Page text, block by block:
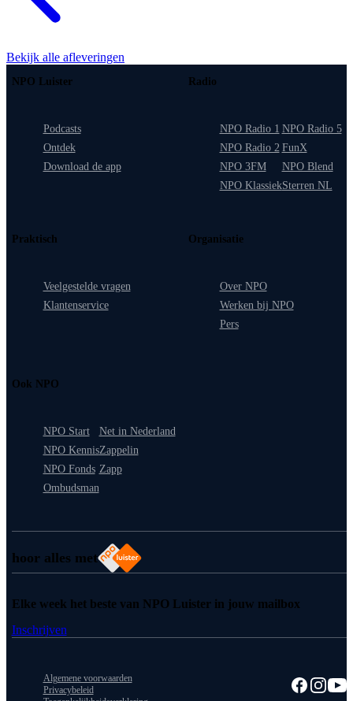
Bekijk alle afleveringen
hoor alles met
NPO Luister
Podcasts
Ontdek
Download de app
Radio
NPO Radio 1
NPO Radio 2
NPO 3FM
NPO Klassiek
NPO Radio 5
FunX
NPO Blend
Sterren NL
Praktisch
Veelgestelde vragen
Klantenservice
Organisatie
Over NPO
Werken bij NPO
Pers
Ook NPO
NPO Start
NPO Kennis
NPO Fonds
Ombudsman
Net in Nederland
Zappelin
Zapp
Elke week het beste van NPO Luister in jouw mailbox
Inschrijven
Algemene voorwaarden
Privacybeleid